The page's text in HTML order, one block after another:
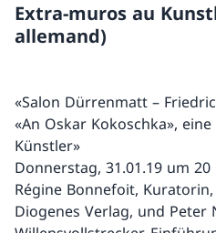
Extra-muros au
allemand)
«Salon Dürrenmatt –
«An Oskar Kokoschka»,
Künstler»
Donnerstag, 31.01.19 um
Régine Bonnefoit,
Diogenes Verlag, und Peter